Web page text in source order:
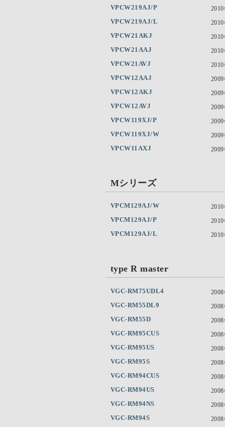
VPCW219AJ/P
VPCW219AJ/L
VPCW21AKJ
VPCW21AAJ
VPCW21AVJ
VPCW12AAJ
VPCW12AKJ
VPCW12AVJ
VPCW119XJ/P
VPCW119XJ/W
VPCW11AXJ
Mシリーズ
VPCM129AJ/W
VPCM129AJ/P
VPCM129AJ/L
type R master
VGC-RM75UDL4
VGC-RM55DL9
VGC-RM55D
VGC-RM95CUS
VGC-RM95US
VGC-RM95S
VGC-RM94CUS
VGC-RM94US
VGC-RM94NS
VGC-RM94S